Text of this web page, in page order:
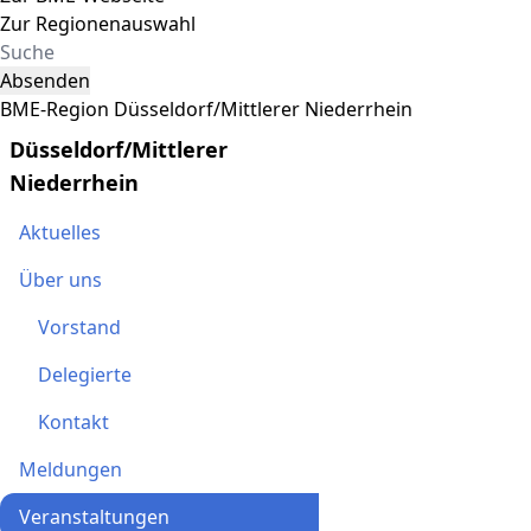
Zur Regionenauswahl
Absenden
BME-Region Düsseldorf/Mittlerer Niederrhein
Düsseldorf/Mittlerer
Niederrhein
Aktuelles
Über uns
Vorstand
Delegierte
Kontakt
Meldungen
Veranstaltungen